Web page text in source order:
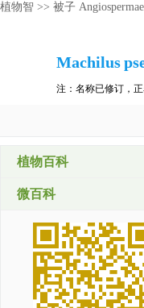
植物智 >> 被子 Angiospermae
Machilus
注：名称已修订，正
植物百科
微百科